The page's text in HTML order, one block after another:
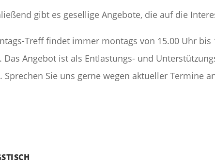
gibt es gesellige Angebote, die auf die
Treff findet immer montags von 15.00 Uhr
Das Angebot ist als Entlastungs- und
Sprechen Sie uns gerne wegen aktueller Termine